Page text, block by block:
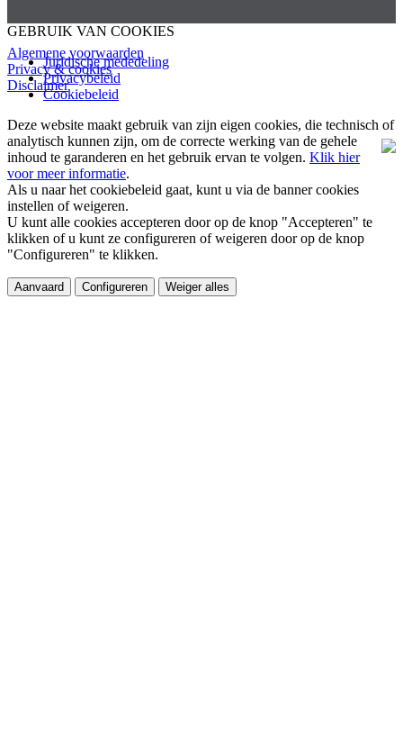
Algemene voorwaarden
Privacy & cookies
Disclaimer
GEBRUIK VAN COOKIES
Juridische mededeling
Privacybeleid
Cookiebeleid
Deze website maakt gebruik van zijn eigen cookies, die technisch of
analytisch kunnen zijn, om de correcte werking van de gehele
inhoud te garanderen en het gebruik ervan te volgen. Klik hier
voor meer informatie.
Als u naar het cookiebeleid gaat, kunt u via de banner cookies
instellen of weigeren.
U kunt alle cookies accepteren door op de knop "Accepteren" te
klikken of u kunt ze configureren of weigeren door op de knop
"Configureren" te klikken.
Aanvaard Configureren Weiger alles